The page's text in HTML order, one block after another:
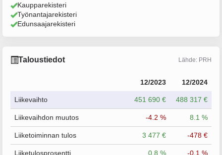
Kaupparekisteri
Työnantajarekisteri
Edunsaajarekisteri
Taloustiedot Lähde: PRH
12/2023 12/2024
Liikevaihto 451 690 € 488 317 €
Liikevaihdon muutos -4.2 % 8.1 %
Liiketoiminnan tulos 3 477 € -478 €
Liiketulosprosentti 0.8 % -0.1 %